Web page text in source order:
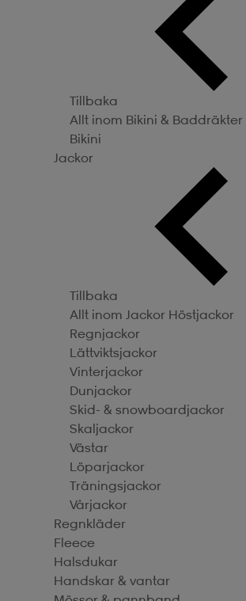
Tillbaka
Allt inom Bikini & Baddräkter
Bikini
Jackor
Tillbaka
Allt inom Jackor Höstjackor
Regnjackor
Lättviktsjackor
Vinterjackor
Dunjackor
Skid- & snowboardjackor
Skaljackor
Västar
Löparjackor
Träningsjackor
Vårjackor
Regnkläder
Fleece
Halsdukar
Handskar & vantar